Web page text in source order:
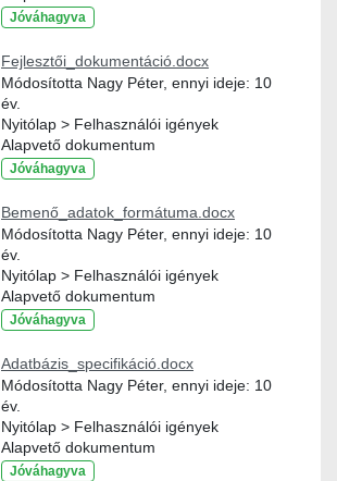
Jóváhagyva
Fejlesztői_dokumentáció.docx
Módosította Nagy Péter, ennyi ideje: 10
év.
Nyitólap > Felhasználói igények
Alapvető dokumentum
Jóváhagyva
Bemenő_adatok_formátuma.docx
Módosította Nagy Péter, ennyi ideje: 10
év.
Nyitólap > Felhasználói igények
Alapvető dokumentum
Jóváhagyva
Adatbázis_specifikáció.docx
Módosította Nagy Péter, ennyi ideje: 10
év.
Nyitólap > Felhasználói igények
Alapvető dokumentum
Jóváhagyva